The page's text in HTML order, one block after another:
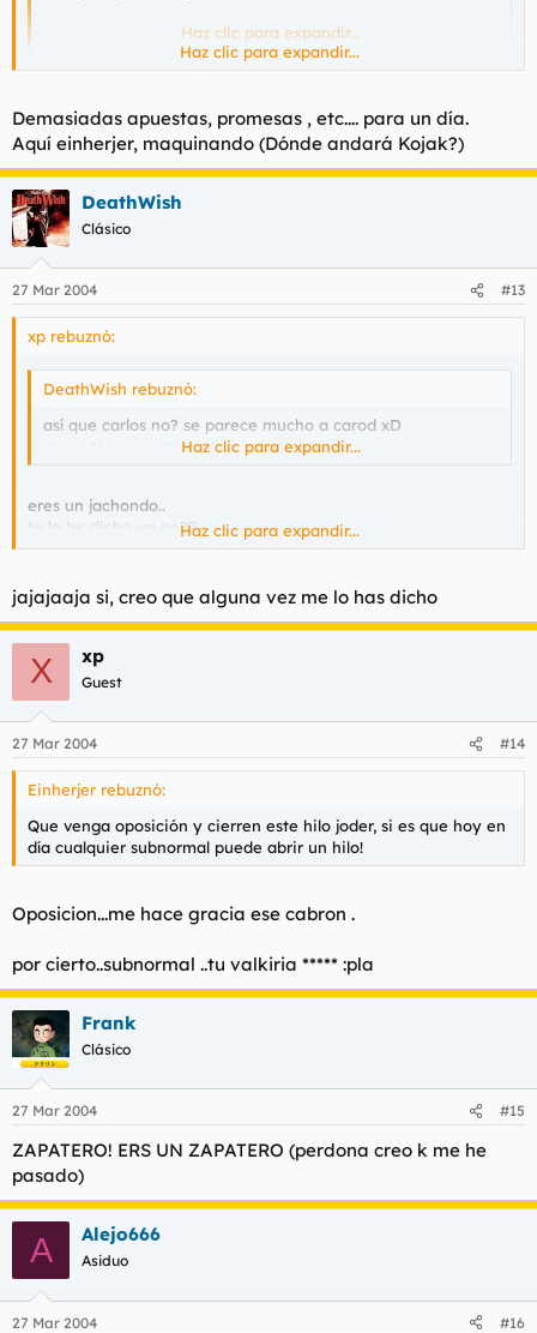
p.d: te da esto para un post +? ;)
Haz clic para expandir...
(como yo) a llegar a cierto numero "significativo" por una
razon ..en cierto tiempo ..
numero d posts fuera!! locampano and company son foreros
regulares !!
fuera medallas ! :pla
Haz clic para expandir...
Demasiadas apuestas, promesas , etc.... para un día.
Aquí einherjer, maquinando (Dónde andará Kojak?)
DeathWish
Clásico
27 Mar 2004 #13
xp rebuznó:
DeathWish rebuznó:
así que carlos no? se parece mucho a carod xD
amos, tienes respuesta a webo ;)
Haz clic para expandir...
eres un jachondo..
te lo he dicho ya no??Haz clic para expandir...
jajajaaja si, creo que alguna vez me lo has dicho
X xp
Guest
27 Mar 2004 #14
Einherjer rebuznó:
Que venga oposición y cierren este hilo joder, si es que hoy en
día cualquier subnormal puede abrir un hilo!
Oposicion...me hace gracia ese cabron .
por cierto..subnormal ..tu valkiria ***** :pla
Frank
Clásico
27 Mar 2004 #15
ZAPATERO! ERS UN ZAPATERO (perdona creo k me he
pasado)
A Alejo666
Asiduo
27 Mar 2004 #16